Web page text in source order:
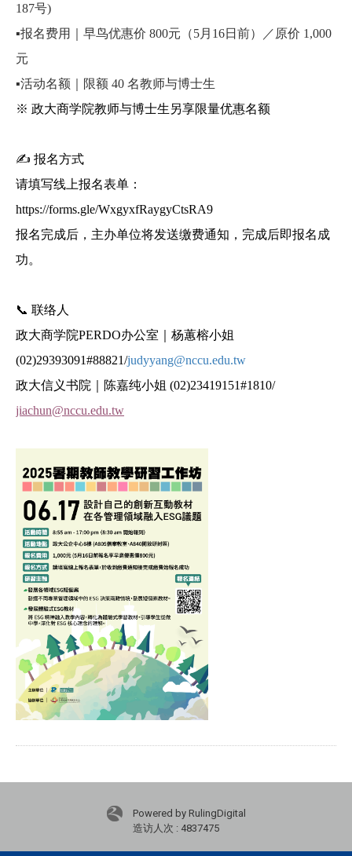
187号)
▪️报名费用｜早鸟优惠价 800元（5月16日前）／原价 1,000
元
▪️活动名额｜限额 40 名教师与博士生
※ 政大商学院教师与博士生另享限量优惠名额
✍ 报名方式
请填写线上报名表单：
https://forms.gle/WxgyxfRaygyCtsRA9
报名完成后，主办单位将发送缴费通知，完成后即报名成
功。
📞 联络人
政大商学院PERDO办公室｜杨蕙榕小姐
(02)29393091#88821/judyyang@nccu.edu.tw
政大信义书院｜陈嘉纯小姐 (02)23419151#1810/
jiachun@nccu.edu.tw
Powered by RulingDigital
造访人次 : 4837475